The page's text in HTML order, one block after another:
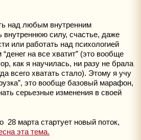
над любым внутренним
силу, счастье, даже
или работать над психологией
на все хватит” (это вообще
как я научилась, ни разу не брала
всего хватать стало). Этому я учу
это вообще базовый марафон,
серьезные изменения в своей
28 марта стартует новый поток,
эта тема.